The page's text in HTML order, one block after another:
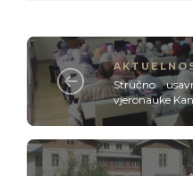
Stručno
vjeronauke